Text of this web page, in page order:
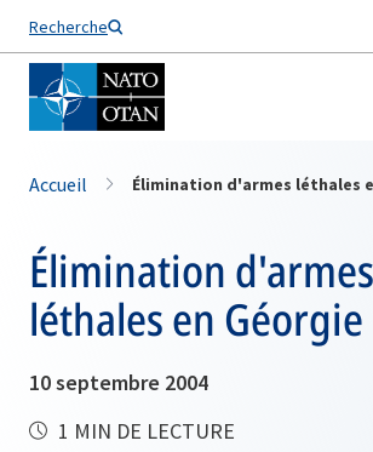
Recherche
Nom de famille*
Accueil Élimination d'armes léthales
Élimination d'armes
léthales en Géorgie
10 septembre 2004
1 MIN DE LECTURE